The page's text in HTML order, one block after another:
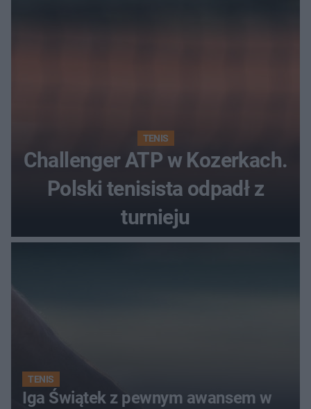
TENIS
Challenger ATP w Kozerkach.
Polski tenisista odpadł z
turnieju
TENIS
Iga Świątek z pewnym awansem w